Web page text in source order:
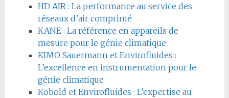
HD AIR : La performance au service des
réseaux d’air comprimé
KANE : La référence en appareils de
mesure pour le génie climatique
KIMO Sauermann et Envirofluides :
L’excellence en instrumentation pour le
génie climatique
Kobold et Envirofluides : L’expertise au